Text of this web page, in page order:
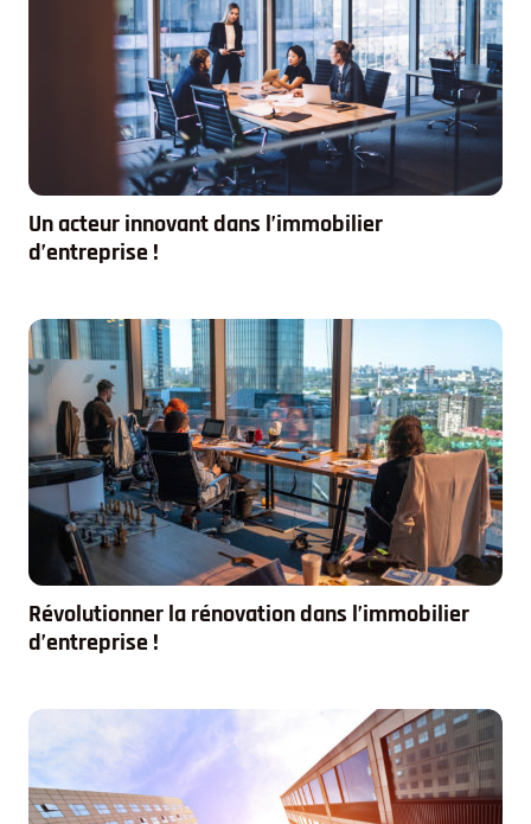
Un acteur innovant dans l’immobilier
d’entreprise !
Révolutionner la rénovation dans l’immobilier
d’entreprise !